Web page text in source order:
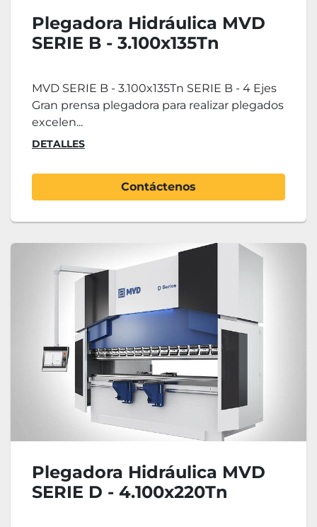
Plegadora Hidráulica MVD
SERIE B - 3.100x135Tn
MVD SERIE B - 3.100x135Tn SERIE B - 4 Ejes
Gran prensa plegadora para realizar plegados
excelen...
DETALLES
Contáctenos
Plegadora Hidráulica MVD
SERIE D - 4.100x220Tn